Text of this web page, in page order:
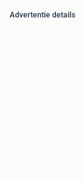
Advertentie details